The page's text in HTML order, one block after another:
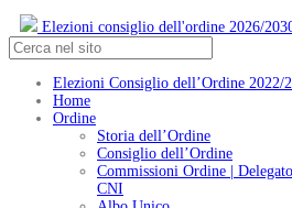
Elezioni consiglio dell'ordine 2026/
Elezioni Consiglio dell’Ordine 2022/
Home
Ordine
Storia dell’Ordine
Consiglio dell’Ordine
Commissioni Ordine |
CNI